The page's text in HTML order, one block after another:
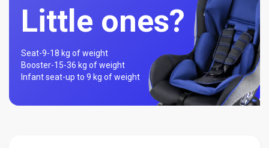
Little ones?
Seat-9-18 kg of weight
Booster-15-36 kg of weight
Infant seat-up to 9 kg of weight